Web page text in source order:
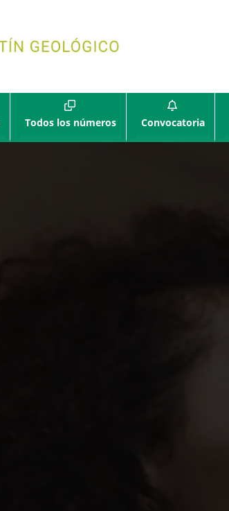
Todos los números Convocatoria